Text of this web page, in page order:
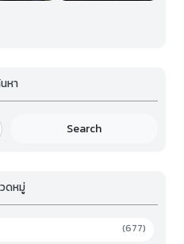
หา
Search
ดหมู่
(677)